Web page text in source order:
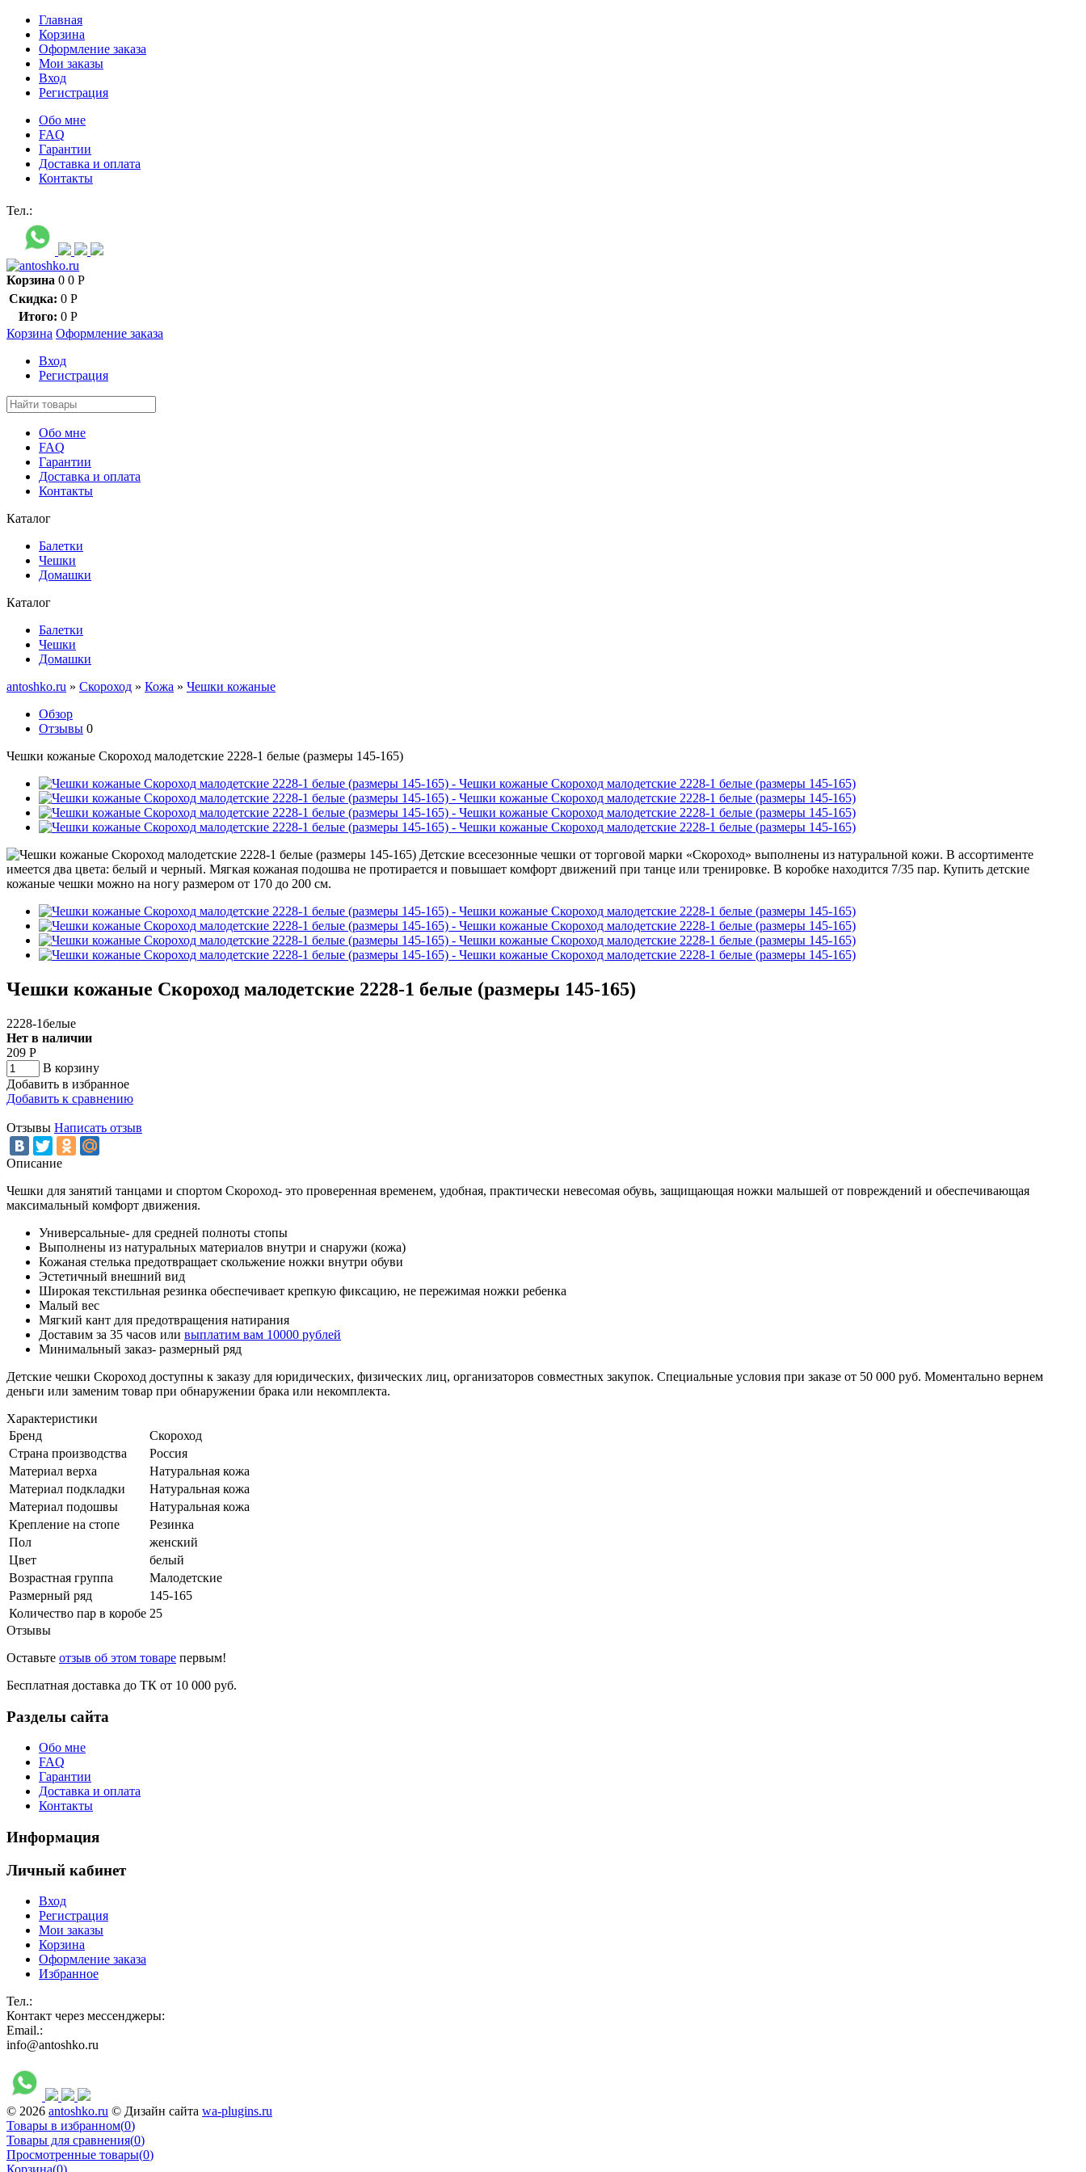
Главная
Корзина
Оформление заказа
Мои заказы
Вход
Регистрация
Обо мне
FAQ
Гарантии
Доставка и оплата
Контакты
Тел.:
Корзина 0 0 Р
Скидка: 0 Р
Итого: 0 Р
Корзина Оформление заказа
Вход
Регистрация
Обо мне
FAQ
Гарантии
Доставка и оплата
Контакты
Каталог
Балетки
Чешки
Домашки
Каталог
Балетки
Чешки
Домашки
antoshko.ru » Скороход » Кожа » Чешки кожаные
Обзор
Отзывы 0
Чешки кожаные Скороход малодетские 2228-1 белые (размеры 145-165)
Чешки кожаные Скороход малодетские 2228-1 белые (размеры 145-165)
2228-1белые
Нет в наличии
209 Р
В корзину
Добавить в избранное
Добавить к сравнению
Отзывы Написать отзыв
Описание
Чешки для занятий танцами и спортом Скороход- это проверенная временем, удобная, практически невесомая обувь, защищающая ножки малышей от повреждений и обеспечивающая
максимальный комфорт движения.
Универсальные- для средней полноты стопы
Выполнены из натуральных материалов внутри и снаружи (кожа)
Кожаная стелька предотвращает скольжение ножки внутри обуви
Эстетичный внешний вид
Широкая текстильная резинка обеспечивает крепкую фиксацию, не пережимая ножки ребенка
Малый вес
Мягкий кант для предотвращения натирания
Доставим за 35 часов или выплатим вам 10000 рублей
Минимальный заказ- размерный ряд
Детские чешки Скороход доступны к заказу для юридических, физических лиц, организаторов совместных закупок. Специальные условия при заказе от 50 000 руб. Моментально вернем
деньги или заменим товар при обнаружении брака или некомплекта.
Характеристики
Бренд
Скороход
Страна производства
Россия
Материал верха
Натуральная кожа
Материал подкладки
Натуральная кожа
Материал подошвы
Натуральная кожа
Крепление на стопе
Резинка
Пол
женский
Цвет
белый
Возрастная группа
Малодетские
Размерный ряд
145-165
Количество пар в коробе 25
Отзывы
Оставьте отзыв об этом товаре первым!
Бесплатная доставка до ТК от 10 000 руб.
Разделы сайта
Обо мне
FAQ
Гарантии
Доставка и оплата
Контакты
Информация
Личный кабинет
Вход
Регистрация
Мои заказы
Корзина
Оформление заказа
Избранное
Тел.:
Контакт через мессенджеры:
Email.:
info@antoshko.ru
© 2026 antoshko.ru © Дизайн сайта wa-plugins.ru
Товары в избранном(0)
Товары для сравнения(0)
Просмотренные товары(0)